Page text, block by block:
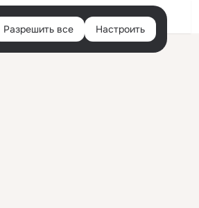
Войти
Разрешить все Настроить